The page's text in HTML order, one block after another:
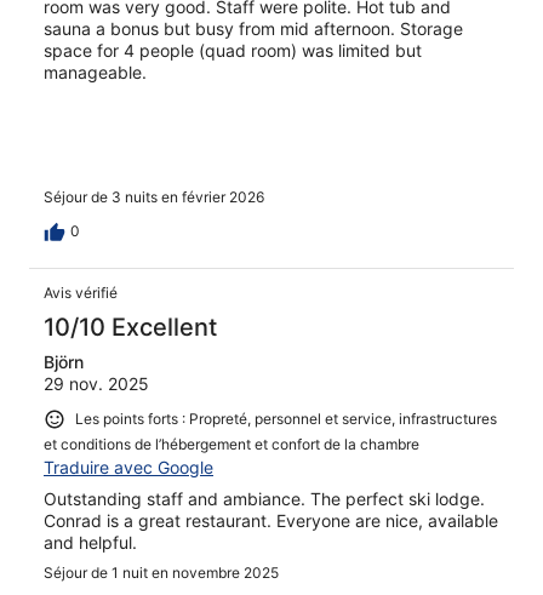
room was very good. Staff were polite. Hot tub and
sauna a bonus but busy from mid afternoon. Storage
space for 4 people (quad room) was limited but
manageable.
Séjour de 3 nuits en février 2026
0
Avis vérifié
10/10 Excellent
Björn
29 nov. 2025
Les points forts : Propreté, personnel et service, infrastructures
et conditions de l’hébergement et confort de la chambre
Traduire avec Google
Outstanding staff and ambiance. The perfect ski lodge.
Conrad is a great restaurant. Everyone are nice, available
and helpful.
Séjour de 1 nuit en novembre 2025